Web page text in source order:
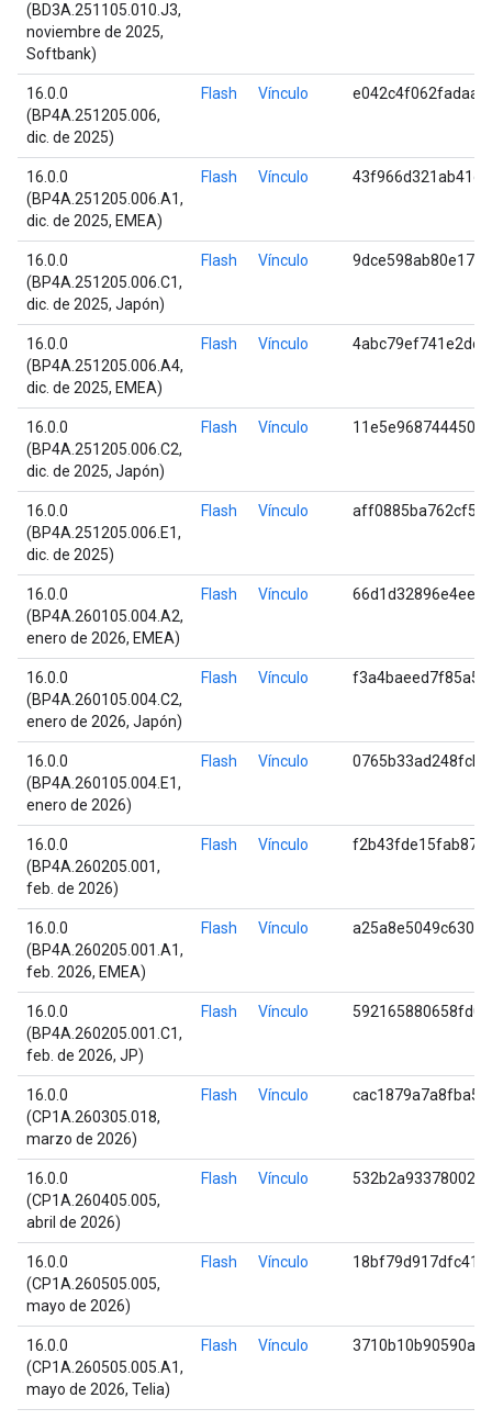
(BD3A.251105.010.J3,
noviembre de 2025,
Softbank)
16.0.0
(BP4A.251205.006,
dic. de 2025)
Flash Vínculo
16.0.0
(BP4A.251205.006.A1,
dic. de 2025, EMEA)
Flash Vínculo
16.0.0
(BP4A.251205.006.C1,
dic. de 2025, Japón)
Flash Vínculo
16.0.0
(BP4A.251205.006.A4,
dic. de 2025, EMEA)
Flash Vínculo
16.0.0
(BP4A.251205.006.C2,
dic. de 2025, Japón)
Flash Vínculo
16.0.0
(BP4A.251205.006.E1,
dic. de 2025)
Flash Vínculo
16.0.0
(BP4A.260105.004.A2,
enero de 2026, EMEA)
Flash Vínculo
16.0.0
(BP4A.260105.004.C2,
enero de 2026, Japón)
Flash Vínculo
16.0.0
(BP4A.260105.004.E1,
enero de 2026)
Flash Vínculo
16.0.0
(BP4A.260205.001,
feb. de 2026)
Flash Vínculo
16.0.0
(BP4A.260205.001.A1,
feb. 2026, EMEA)
Flash Vínculo
16.0.0
(BP4A.260205.001.C1,
feb. de 2026, JP)
Flash Vínculo
16.0.0
(CP1A.260305.018,
marzo de 2026)
Flash Vínculo
16.0.0
(CP1A.260405.005,
abril de 2026)
Flash Vínculo
16.0.0
(CP1A.260505.005,
mayo de 2026)
Flash Vínculo
16.0.0
(CP1A.260505.005.A1,
mayo de 2026, Telia)
Flash Vínculo